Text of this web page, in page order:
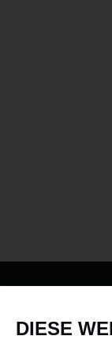
DIESE